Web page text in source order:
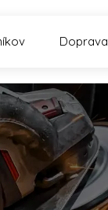
Doprava